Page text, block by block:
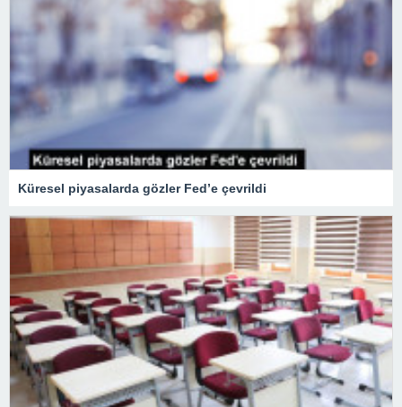
Küresel piyasalarda gözler Fed’e çevrildi